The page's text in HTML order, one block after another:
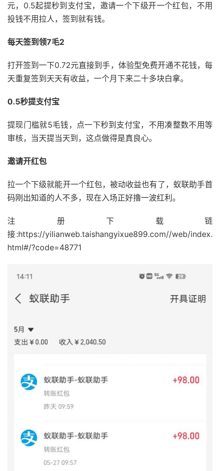
元，0.5起提秒到支付宝，邀请一个下级开一个红包，不用
投钱不用拉人，签到就有钱。
每天签到领7毛2
打开签到一下0.72元直接到手，体验型免费开通不花钱，每
天重复签到天天有收益，一个月下来二十多块白拿。
0.5秒提支付宝
提现门槛就5毛钱，点一下秒到支付宝，不用凑整数不用等
审核，当天提当天到，这点做得是真良心。
邀请开红包
拉一个下级就能开一个红包，被动收益也有了，蚁联助手首
码刚出知道的人不多，现在入场正好撸一波红利。
注册下载链
接:https://yilianweb.taishangyixue899.com//web/index.
html#/?code=48771